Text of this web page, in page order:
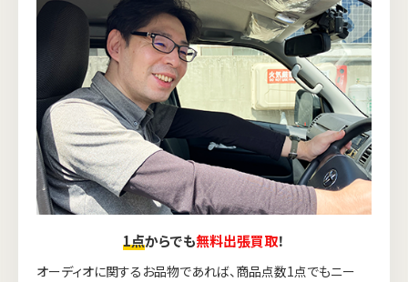
1点からでも無料出張買取！
オーディオに関するお品物であれば、商品点数1点でもニー